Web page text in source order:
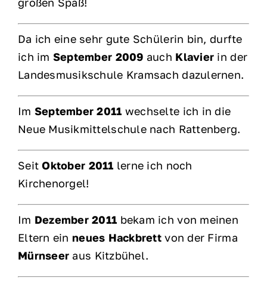
Da ich eine sehr gute Schülerin bin, durfte
ich im September 2009 auch Klavier in der
Landesmusikschule Kramsach dazulernen.
Im September 2011 wechselte ich in die
Neue Musikmittelschule nach Rattenberg.
SeitOktober 2011 lerne ich noch
Kirchenorgel!
Im Dezember 2011 bekam ich von meinen
Eltern ein neues Hackbrett von der Firma
Mürnseer aus Kitzbühel.